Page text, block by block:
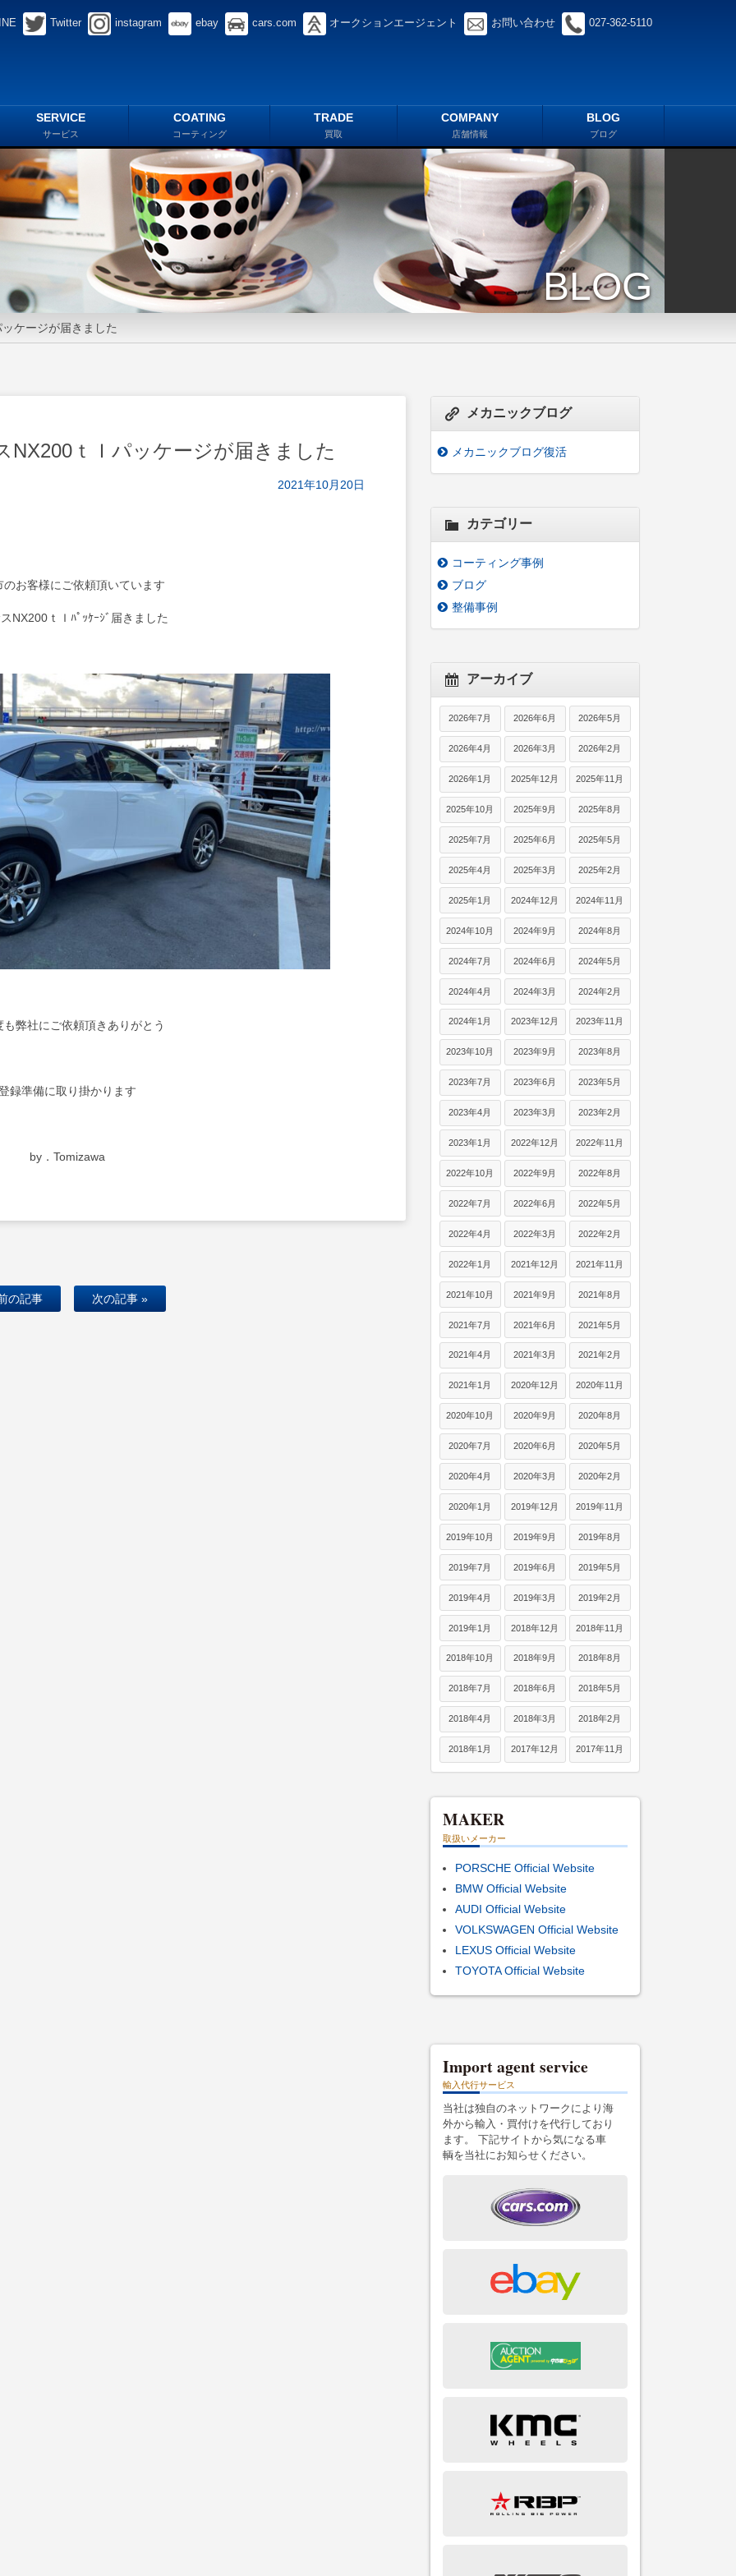
Twitter instagram ebay cars.com オークションエージェント お問い合わせ 027-362-5110
SERVICE
サービス
COATING
コーティング
TRADE
買取
COMPANY
店舗情報
BLOG
ブログ
BLOG
ケージが届きました
NX200ｔＩパッケージが届きました
2021年10月20日
のお客様にご依頼頂いています
NX200ｔＩﾊﾟｯｹｰｼﾞ届きました
も弊社にご依頼頂きありがとう
録準備に取り掛かります
by．Tomizawa
の記事 次の記事 »
メカニックブログ
メカニックブログ復活
カテゴリー
コーティング事例
ブログ
整備事例
アーカイブ
2026年7月 2026年6月 2026年5月
2026年4月 2026年3月 2026年2月
2026年1月 2025年12月 2025年11月
2025年10月 2025年9月 2025年8月
2025年7月 2025年6月 2025年5月
2025年4月 2025年3月 2025年2月
2025年1月 2024年12月 2024年11月
2024年10月 2024年9月 2024年8月
2024年7月 2024年6月 2024年5月
2024年4月 2024年3月 2024年2月
2024年1月 2023年12月 2023年11月
2023年10月 2023年9月 2023年8月
2023年7月 2023年6月 2023年5月
2023年4月 2023年3月 2023年2月
2023年1月 2022年12月 2022年11月
2022年10月 2022年9月 2022年8月
2022年7月 2022年6月 2022年5月
2022年4月 2022年3月 2022年2月
2022年1月 2021年12月 2021年11月
2021年10月 2021年9月 2021年8月
2021年7月 2021年6月 2021年5月
2021年4月 2021年3月 2021年2月
2021年1月 2020年12月 2020年11月
2020年10月 2020年9月 2020年8月
2020年7月 2020年6月 2020年5月
2020年4月 2020年3月 2020年2月
2020年1月 2019年12月 2019年11月
2019年10月 2019年9月 2019年8月
2019年7月 2019年6月 2019年5月
2019年4月 2019年3月 2019年2月
2019年1月 2018年12月 2018年11月
2018年10月 2018年9月 2018年8月
2018年7月 2018年6月 2018年5月
2018年4月 2018年3月 2018年2月
2018年1月 2017年12月 2017年11月
MAKER
取扱いメーカー
PORSCHE Official Website
BMW Official Website
AUDI Official Website
VOLKSWAGEN Official Website
LEXUS Official Website
TOYOTA Official Website
Import agent service
輸入代行サービス
当社は独自のネットワークにより海
外から輸入・買付けを代行しており
ます。 下記サイトから気になる車
輌を当社にお知らせください。